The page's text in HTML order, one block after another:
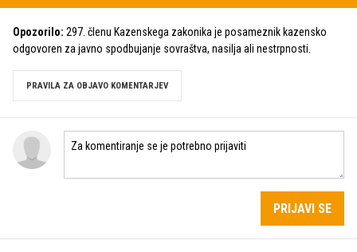
Opozorilo: 297. členu Kazenskega zakonika je posameznik kazensko
odgovoren za javno spodbujanje sovraštva, nasilja ali nestrpnosti.
PRAVILA ZA OBJAVO KOMENTARJEV
PRIJAVI SE